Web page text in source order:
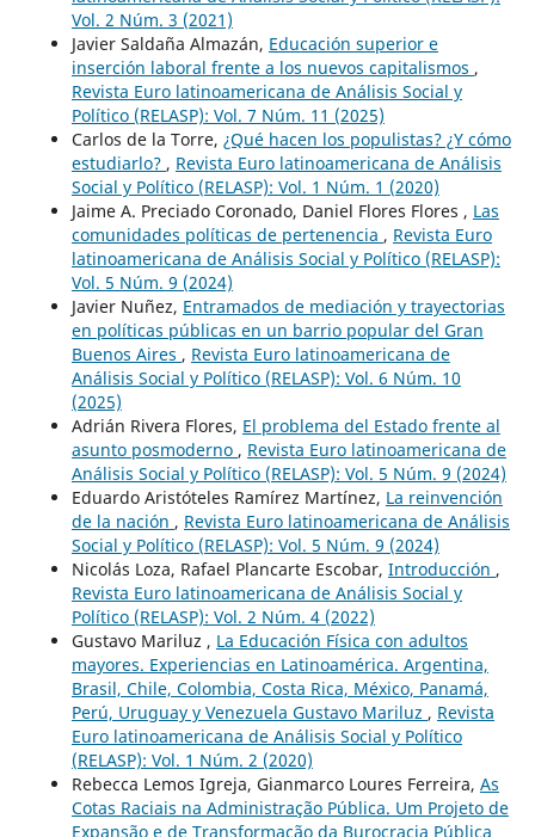
Vol. 2 Núm. 3 (2021)
Javier Saldaña Almazán, Educación superior e
inserción laboral frente a los nuevos capitalismos ,
Revista Euro latinoamericana de Análisis Social y
Político (RELASP): Vol. 7 Núm. 11 (2025)
Carlos de la Torre, ¿Qué hacen los populistas? ¿Y cómo
estudiarlo? , Revista Euro latinoamericana de Análisis
Social y Político (RELASP): Vol. 1 Núm. 1 (2020)
Jaime A. Preciado Coronado, Daniel Flores Flores , Las
comunidades políticas de pertenencia , Revista Euro
latinoamericana de Análisis Social y Político (RELASP):
Vol. 5 Núm. 9 (2024)
Javier Nuñez, Entramados de mediación y trayectorias
en políticas públicas en un barrio popular del Gran
Buenos Aires , Revista Euro latinoamericana de
Análisis Social y Político (RELASP): Vol. 6 Núm. 10
(2025)
Adrián Rivera Flores, El problema del Estado frente al
asunto posmoderno , Revista Euro latinoamericana de
Análisis Social y Político (RELASP): Vol. 5 Núm. 9 (2024)
Eduardo Aristóteles Ramírez Martínez, La reinvención
de la nación , Revista Euro latinoamericana de Análisis
Social y Político (RELASP): Vol. 5 Núm. 9 (2024)
Nicolás Loza, Rafael Plancarte Escobar, Introducción ,
Revista Euro latinoamericana de Análisis Social y
Político (RELASP): Vol. 2 Núm. 4 (2022)
Gustavo Mariluz , La Educación Física con adultos
mayores. Experiencias en Latinoamérica. Argentina,
Brasil, Chile, Colombia, Costa Rica, México, Panamá,
Perú, Uruguay y Venezuela Gustavo Mariluz , Revista
Euro latinoamericana de Análisis Social y Político
(RELASP): Vol. 1 Núm. 2 (2020)
Rebecca Lemos Igreja, Gianmarco Loures Ferreira, As
Cotas Raciais na Administração Pública. Um Projeto de
Expansão e de Transformação da Burocracia Pública